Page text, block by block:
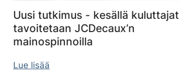
Uusi tutkimus - kesällä kuluttajat
tavoitetaan JCDecaux’n
mainospinnoilla
Lue lisää